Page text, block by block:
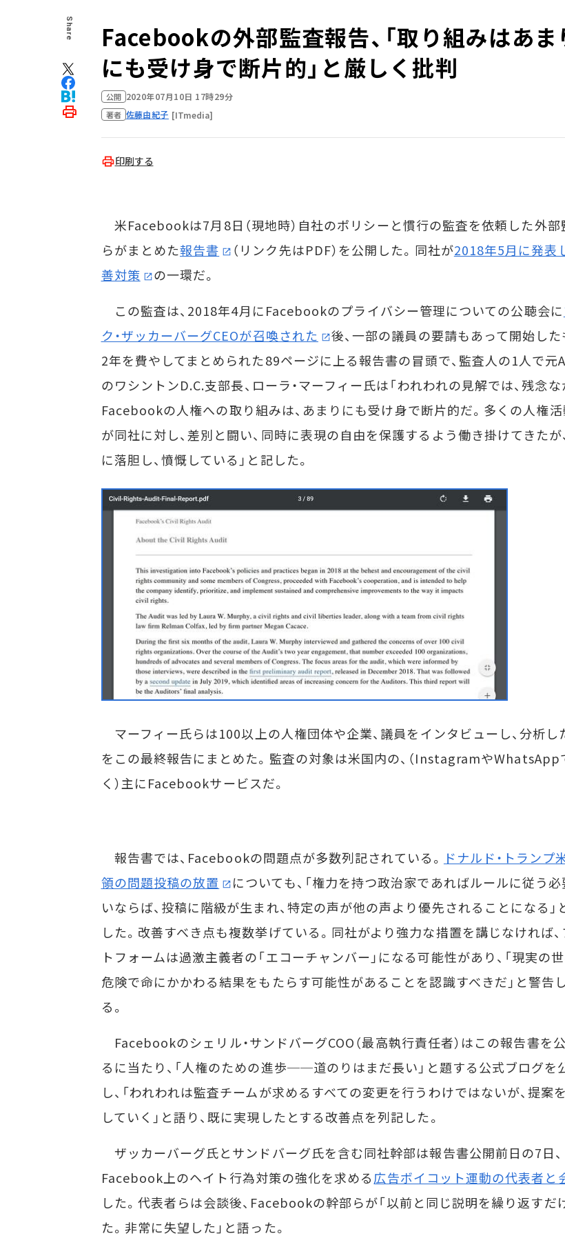
Share
Facebookの外部監査報告、「取り組みはあま
にも受け身で断片的」と厳しく批判
公開 2020年07月10日 17時29分
著者 佐藤由紀子 [ITmedia]
印刷する
米Facebookは7月8日（現地時）自社のポリシーと慣行の監査を依頼した外部
らがまとめた報告書 （リンク先はPDF）を公開した。同社が2018年5月に発表
善対策
の一環だ。
この監査は、2018年4月にFacebookのプライバシー管理についての公聴会に
ク・ザッカーバーグCEOが召喚された
後、一部の議員の要請もあって開始した
2年を費やしてまとめられた89ページに上る報告書の冒頭で、監査人の1人で元
のワシントンD.C.支部長、ローラ・マーフィー氏は「われわれの見解では、残念な
Facebookの人権への取り組みは、あまりにも受け身で断片的だ。多くの人権
が同社に対し、差別と闘い、同時に表現の自由を保護するよう働き掛けてきたが
に落胆し、憤慨している」と記した。
マーフィー氏らは100以上の人権団体や企業、議員をインタビューし、分析し
をこの最終報告にまとめた。監査の対象は米国内の、（InstagramやWhatsApp
く）主にFacebookサービスだ。
報告書では、Facebookの問題点が多数列記されている。 ドナルド・トランプ
領の問題投稿の放置
についても、「権力を持つ政治家であればルールに従う
いならば、投稿に階級が生まれ、特定の声が他の声より優先されることになる」
した。改善すべき点も複数挙げている。同社がより強力な措置を講じなければ、
トフォームは過激主義者の「エコーチャンバー」になる可能性があり、「現実の
危険で命にかかわる結果をもたらす可能性があることを認識すべきだ」と警告
る。
Facebookのシェリル・サンドバーグCOO（最高執行責任者）はこの報告書を
るに当たり、「人権のための進歩──道のりはまだ長い」と題する公式ブログを
し、「われわれは監査チームが求めるすべての変更を行うわけではないが、提案
していく」と語り、既に実現したとする改善点を列記した。
ザッカーバーグ氏とサンドバーグ氏を含む同社幹部は報告書公開前日の7日、
Facebook上のヘイト行為対策の強化を求める広告ボイコット運動の代表者と
した。代表者らは会談後、Facebookの幹部らが「以前と同じ説明を繰り返すだ
た。非常に失望した」と語った。